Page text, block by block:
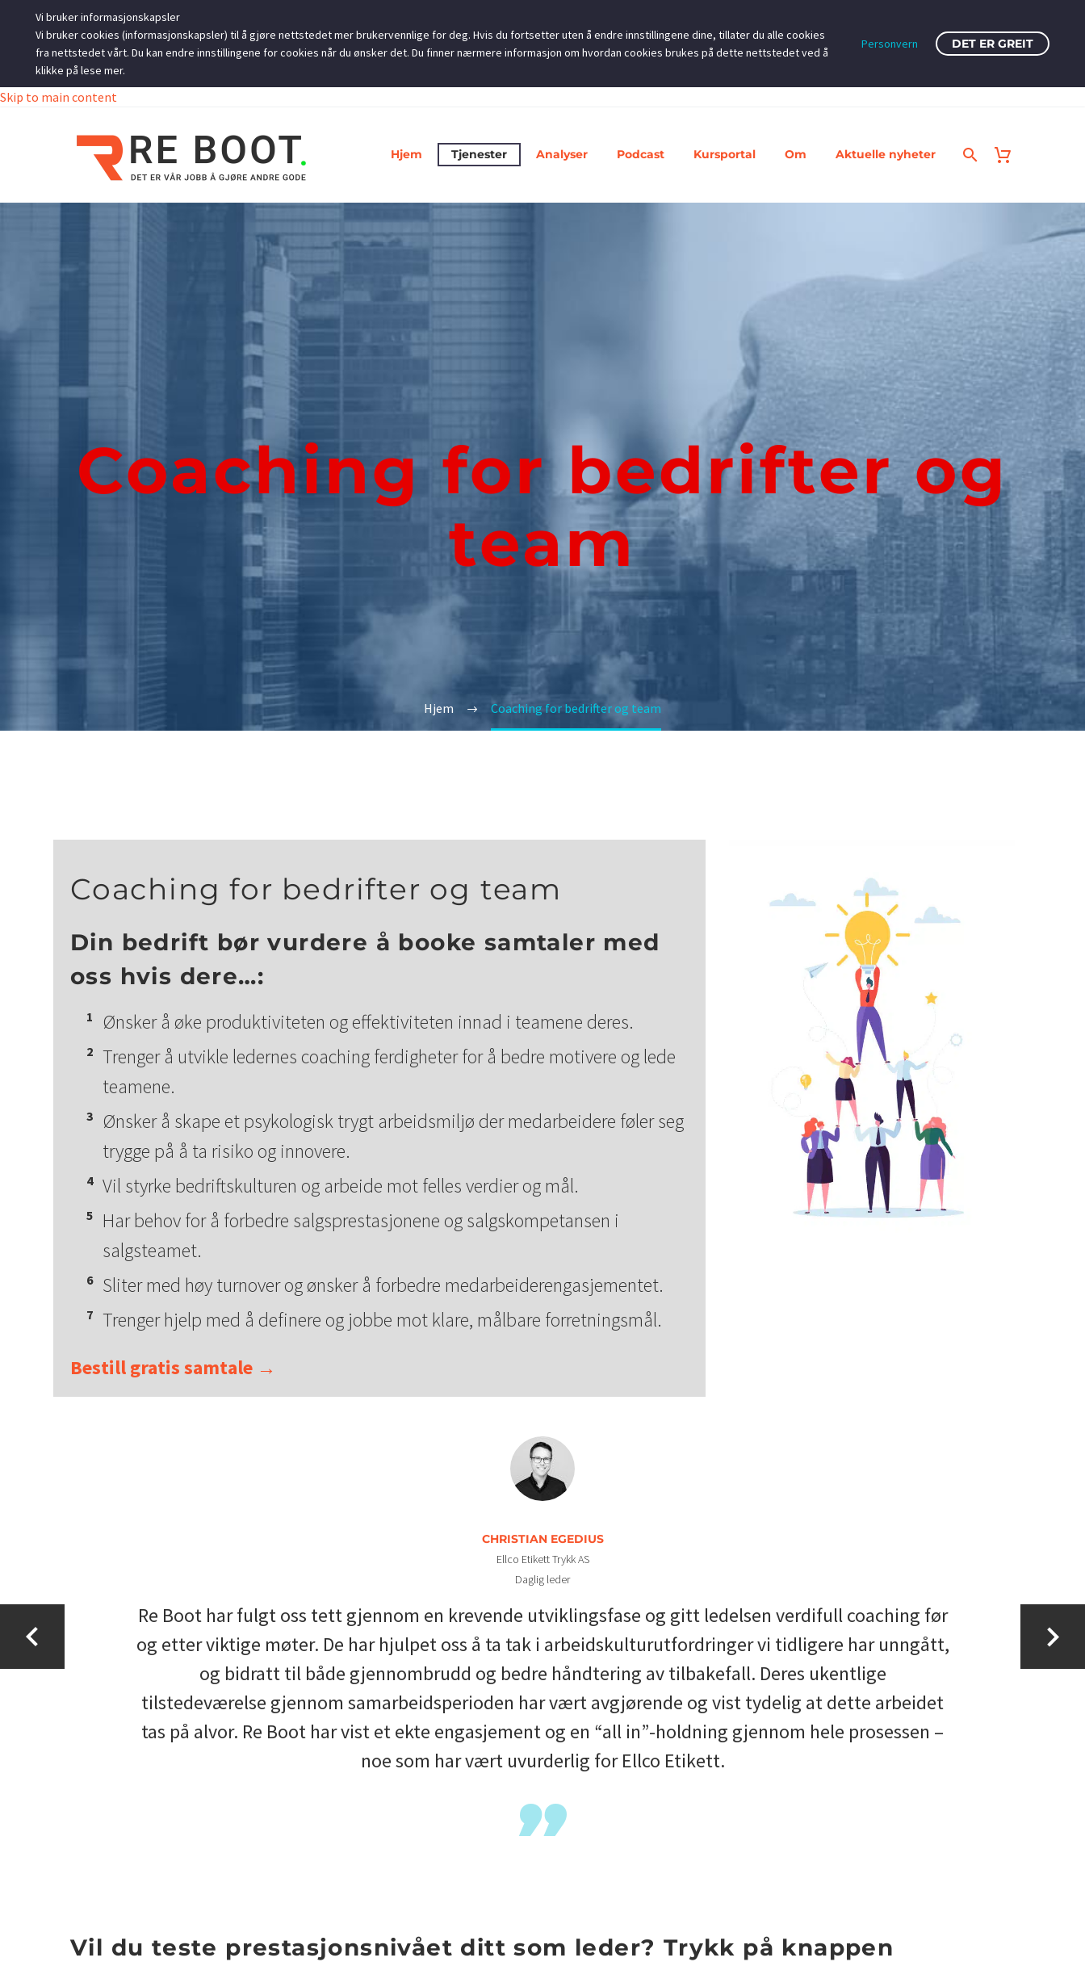
Skip to main content
Hjem Tjenester Analyser Podcast Kursportal Om Aktuelle nyheter
Coaching for bedrifter og
team
Hjem Coaching for bedrifter og team
Coaching for bedrifter og team
Din bedrift bør vurdere å booke samtaler med
oss hvis dere…:
Ønsker å øke produktiviteten og effektiviteten innad i teamene deres.
Trenger å utvikle ledernes coaching ferdigheter for å bedre motivere og lede
teamene.
Ønsker å skape et psykologisk trygt arbeidsmiljø der medarbeidere føler seg
trygge på å ta risiko og innovere.
Vil styrke bedriftskulturen og arbeide mot felles verdier og mål.
Har behov for å forbedre salgsprestasjonene og salgskompetansen i
salgsteamet.
Sliter med høy turnover og ønsker å forbedre medarbeiderengasjementet.
Trenger hjelp med å definere og jobbe mot klare, målbare forretningsmål.
Bestill gratis samtale →
CHRISTIAN EGEDIUS
Ellco Etikett Trykk AS
Daglig leder
Re Boot har fulgt oss tett gjennom en krevende utviklingsfase og gitt ledelsen verdifull coaching før
og etter viktige møter. De har hjulpet oss å ta tak i arbeidskulturutfordringer vi tidligere har unngått,
og bidratt til både gjennombrudd og bedre håndtering av tilbakefall. Deres ukentlige
tilstedeværelse gjennom samarbeidsperioden har vært avgjørende og vist tydelig at dette arbeidet
tas på alvor. Re Boot har vist et ekte engasjement og en “all in”-holdning gjennom hele prosessen –
noe som har vært uvurderlig for Ellco Etikett.
Vil du teste prestasjonsnivået ditt som leder? Trykk på knappen
Vi bruker informasjonskapsler
Vi bruker cookies (informasjonskapsler) til å gjøre nettstedet mer brukervennlige for deg. Hvis du fortsetter uten å endre innstillingene dine, tillater du alle cookies
fra nettstedet vårt. Du kan endre innstillingene for cookies når du ønsker det. Du finner nærmere informasjon om hvordan cookies brukes på dette nettstedet ved å
klikke på lese mer.
Personvern DET ER GREIT